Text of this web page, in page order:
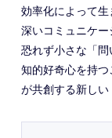
効率化によって
深いコミュニケ
恐れず小さな「
知的好奇心を持
が共創する新しい